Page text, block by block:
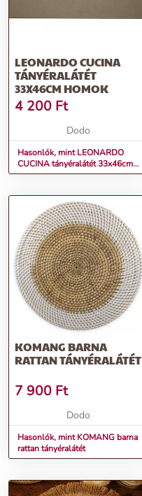
LEONARDO CUCINA
TÁNYÉRALÁTÉT
33X46CM HOMOK
4 200 Ft
Dodo
Hasonlók, mint LEONARDO
CUCINA tányéralátét 33x46cm
homok
KOMANG BARNA
RATTAN TÁNYÉRALÁTÉT
7 900 Ft
Dodo
Hasonlók, mint KOMANG barna
rattan tányéralátét